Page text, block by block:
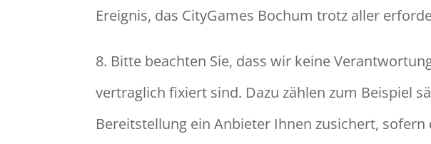
Ereignis, das CityGames Bochum trotz aller
8. Bitte beachten Sie, dass wir keine
vertraglich fixiert sind. Dazu zählen zum Beispiel
Bereitstellung ein Anbieter Ihnen zusichert,